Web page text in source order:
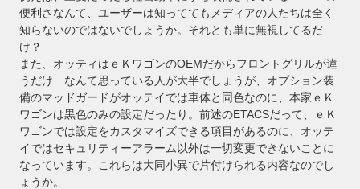
便利さなんて、ユーザーは知っててもメディアの人たちは全く
知らないのではないでしょうか。それとも単に無視してるだ
け？
また、オッティはｅＫワゴンのOEMだからフロントグリルが違
うだけ…なんて思っている人が大半でしょうが、オプション装
備のマッドガードがオッテイでは車体と同色なのに、本家ｅＫ
ワゴンは黒色のみの設定だったり。前述のETACSだって、ｅＫ
ワゴンでは設定をカスタマイズできる項目があるのに、オッテ
イではセキュリティーアラーム以外は一切変更できないことに
なっています。これらは大同小異で片付けられる内容なのでし
ょうか。